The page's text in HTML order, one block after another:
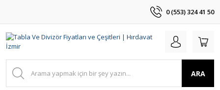
0 (553) 324 41 50
ARA